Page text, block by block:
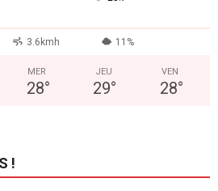
3.6kmh 11%
MER
28°
JEU
29°
VEN
28°
!